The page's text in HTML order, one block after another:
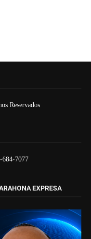
Reservados
684-7077
EXPRESA